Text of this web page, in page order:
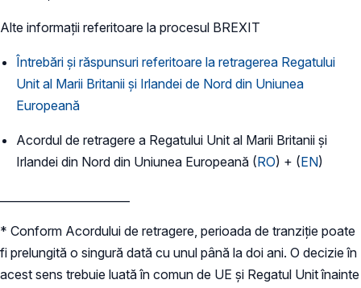
Alte informații referitoare la procesul BREXIT
Întrebări și răspunsuri referitoare la retragerea Regatului
Unit al Marii Britanii și Irlandei de Nord din Uniunea
Europeană
Acordul de retragere a Regatului Unit al Marii Britanii și
Irlandei din Nord din Uniunea Europeană (RO) + (EN)
* Conform Acordului de retragere, perioada de tranziție poate
fi prelungită o singură dată cu unul până la doi ani. O decizie în
acest sens trebuie luată în comun de UE și Regatul Unit înainte